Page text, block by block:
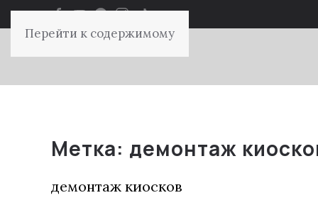
Перейти к содержимому
Метка: демонтаж
демонтаж киосков